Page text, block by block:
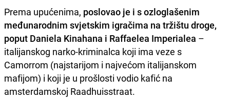
Prema upućenima, poslovao je i s ozloglašenim
međunarodnim svjetskim igračima na tržištu droge,
poput Daniela Kinahana i Raffaelea Imperialea –
italijanskog narko-kriminalca koji ima veze s
Camorrom (najstarijom i najvećom italijanskom
mafijom) i koji je u prošlosti vodio kafić na
amsterdamskoj Raadhuisstraat.